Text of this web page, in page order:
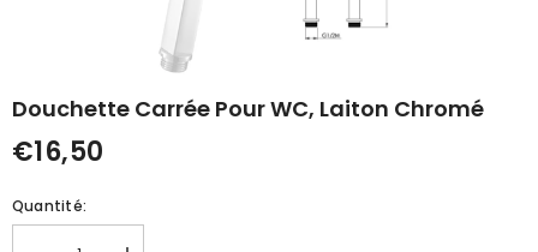
Douchette Carrée Pour WC, Laiton Chromé
€16,50
Quantité: